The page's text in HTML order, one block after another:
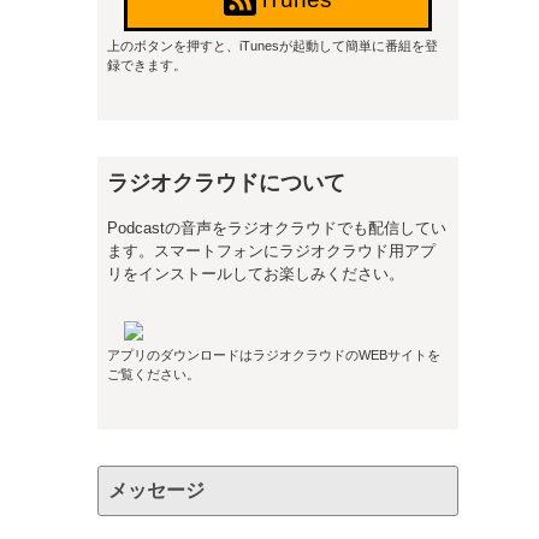
上のボタンを押すと、iTunesが起動して簡単に番組を登
録できます。
ラジオクラウドについて
Podcastの音声をラジオクラウドでも配信してい
ます。スマートフォンにラジオクラウド用アプ
リをインストールしてお楽しみください。
アプリのダウンロードはラジオクラウドのWEBサイトを
ご覧ください。
メッセージ